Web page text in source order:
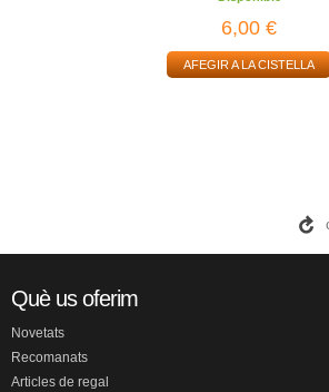
6,00 €
AFEGIR A LA CISTELLA
Què us oferim
Novetats
Recomanats
Articles de regal